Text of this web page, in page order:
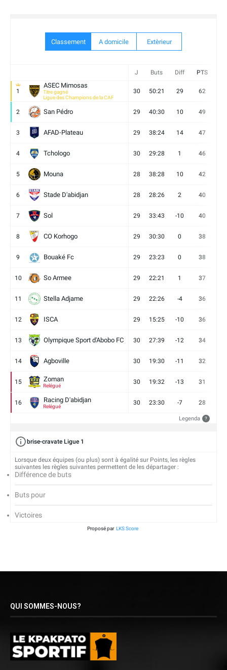
Classement A domicile Extèrieur
J Buts Diff PTS
1
ASEC Mimosas
Titre gagné
Ligue des Champions de la CAF
30 50:21 29 62
2 San Pédro 29 40:30 10 49
3 AFAD-Plateau 29 38:24 14 47
4 Tchologo 30 29:28 1 46
5 Mouna 28 38:28 10 42
6 Stade D'abidjan 28 28:26 2 40
7 Sol 29 33:43 -10 40
8 CO Korhogo 29 30:30 0 38
9 Bouaké Fc 29 23:23 0 38
10 So Armee 29 22:21 1 37
11 Stella Adjame 29 22:26 -4 36
12 ISCA 29 15:25 -10 36
13 Olympique Sport d'Abobo FC 30 27:39 -12 34
14 Agboville 30 19:30 -11 32
15 Zoman
Relégué
30 19:32 -13 31
16 Racing D'abidjan
Relégué
30 23:30 -7 28
Legenda ?
brise-cravate Ligue 1
Lorsque deux équipes (ou plus) sont à égalité sur Points, les règles
suivantes les règles suivantes permettent de les départager :
Différence de buts
Buts pour
Victoires
Proposé par LKS Score
QUI SOMMES-NOUS?